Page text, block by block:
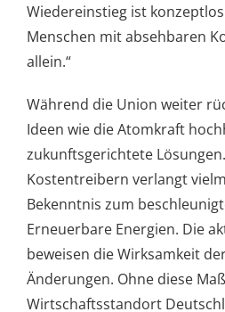
Wiedereinstieg ist
Menschen mit absehbaren
allein.“
Während die Union weiter
Ideen wie die Atomkraft
zukunftsgerichtete
Kostentreibern verlangt
Bekenntnis zum
Erneuerbare Energien. Die
beweisen die Wirksamkeit
Änderungen. Ohne diese
Wirtschaftsstandort